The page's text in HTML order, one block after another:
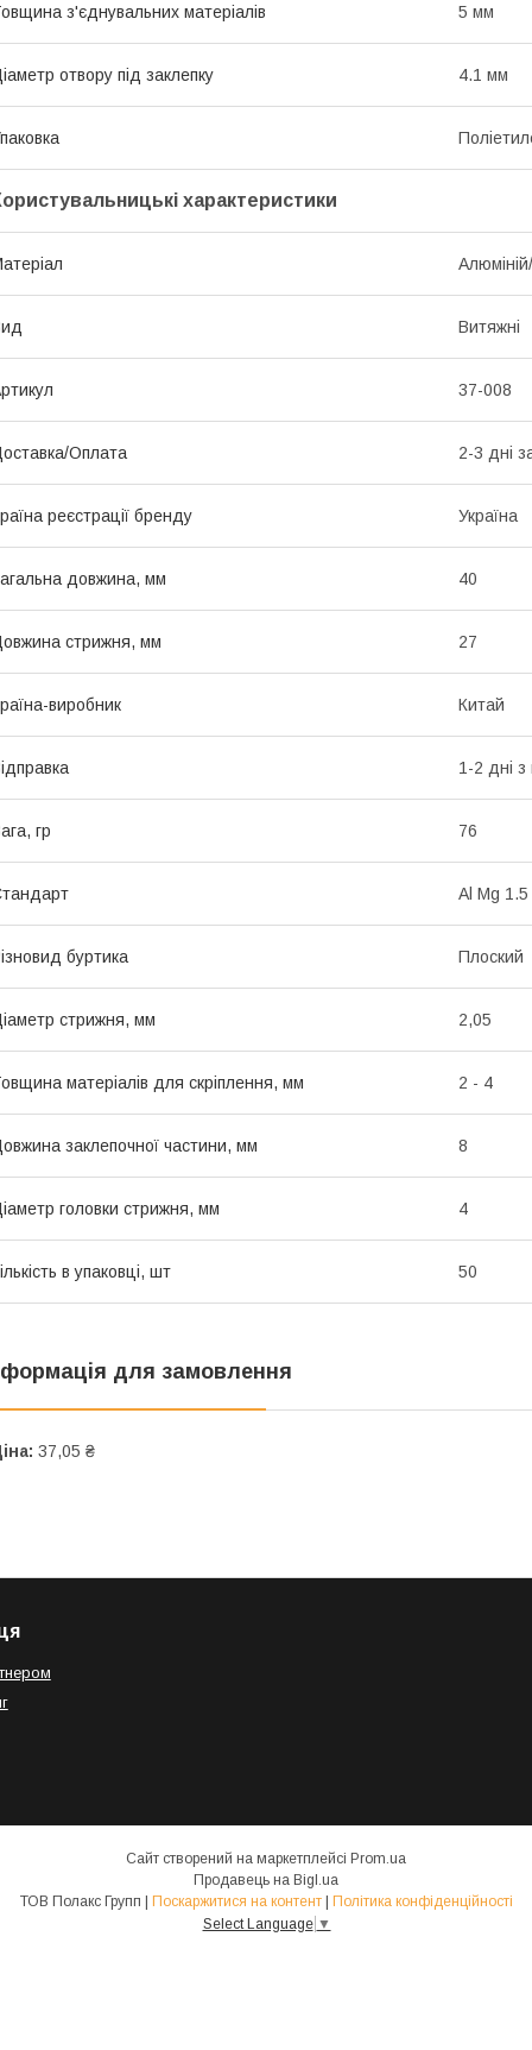
з'єднувальних матеріалів 5 мм
отвору під заклепку 4.1 мм
характеристики
Витяжні
37-008
Оплата 2-3 дні
реєстрації бренду Україна
довжина, мм 40
стрижня, мм 27
виробник Китай
1-2 дні
гр 76
Al Mg
буртика Плоский
стрижня, мм 2,05
матеріалів для скріплення, мм 2 - 4
заклепочної частини, мм 8
головки стрижня, мм 4
в упаковці, шт 50
для замовлення
37,05 ₴
Сайт створений на маркетплейсі Prom.ua
Продавець на Bigl.ua
ТОВ Полакс Групп | Поскаржитися на контент | Політика конфіденційності
Select Language ▼